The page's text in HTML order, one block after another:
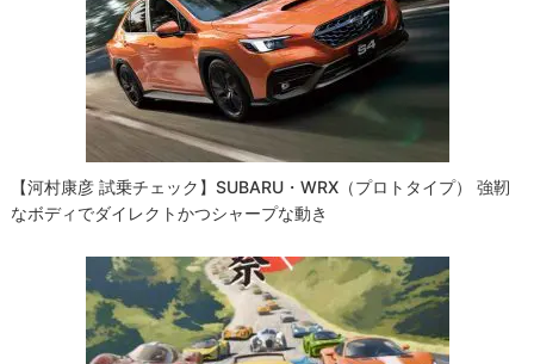
【河村康彦 試乗チェック】SUBARU・WRX（プロトタイプ） 強靭
なボディでダイレクトかつシャープな動き